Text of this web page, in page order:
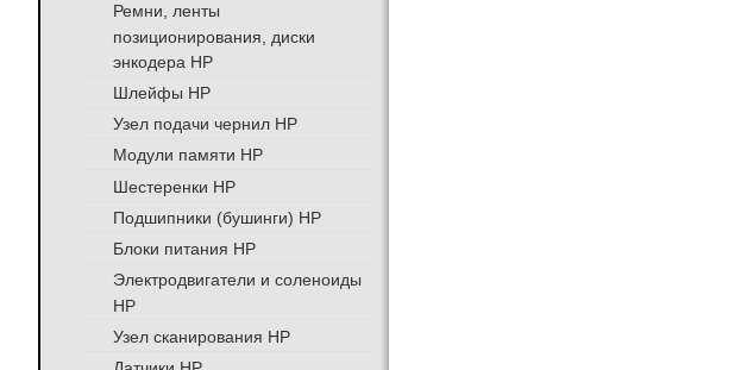
Ремни, ленты
позиционирования, диски
энкодера HP
Шлейфы HP
Узел подачи чернил HP
Модули памяти HP
Шестеренки HP
Подшипники (бушинги) HP
Блоки питания HP
Электродвигатели и соленоиды
HP
Узел сканирования HP